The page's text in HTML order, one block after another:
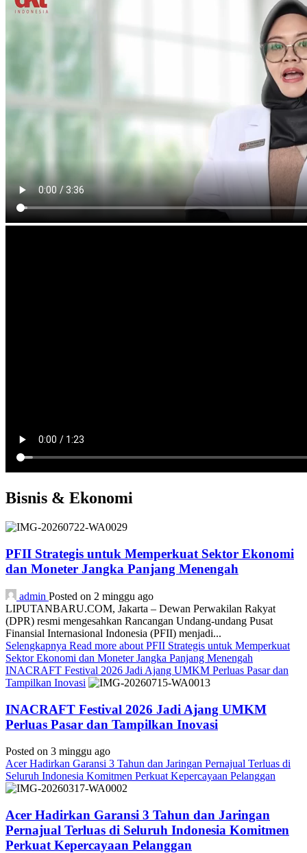
Bisnis & Ekonomi
PFII Strategis untuk Memperkuat Sektor Ekonomi
dan Moneter Jangka Panjang Menengah
admin Posted on 2 minggu ago
LIPUTANBARU.COM, Jakarta – Dewan Perwakilan Rakyat
(DPR) resmi mengesahkan Rancangan Undang-undang Pusat
Finansial Internasional Indonesia (PFII) menjadi...
Selengkapnya Read more about PFII Strategis untuk Memperkuat
Sektor Ekonomi dan Moneter Jangka Panjang Menengah
INACRAFT Festival 2026 Jadi Ajang UMKM Perluas Pasar dan
Tampilkan Inovasi
INACRAFT Festival 2026 Jadi Ajang UMKM
Perluas Pasar dan Tampilkan Inovasi
Posted on 3 minggu ago
Acer Hadirkan Garansi 3 Tahun dan Jaringan Pernajual Terluas di
Seluruh Indonesia Komitmen Perkuat Kepercayaan Pelanggan
Acer Hadirkan Garansi 3 Tahun dan Jaringan
Pernajual Terluas di Seluruh Indonesia Komitmen
Perkuat Kepercayaan Pelanggan